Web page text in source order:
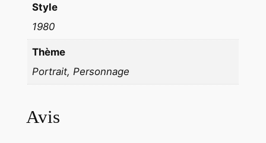
N
f
Style
1980
Thème
Portrait, Personnage
Avis